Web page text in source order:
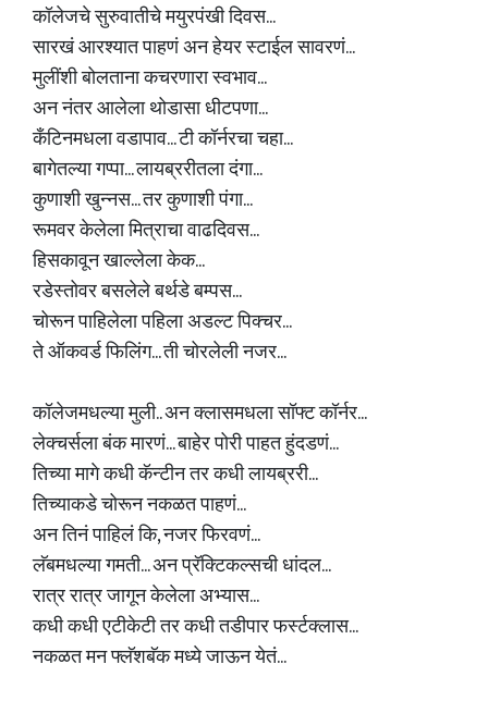
कॉलेजचे सुरुवातीचे मयुरपंखी दिवस...
सारखं आरश्यात पाहणं अन हेयर स्टाईल सावरणं...
मुलींशी बोलताना कचरणारा स्वभाव...
अन नंतर आलेला थोडासा धीटपणा...
कँटिनमधला वडापाव... टी कॉर्नरचा चहा...
बागेतल्या गप्पा... लायब्ररीतला दंगा...
कुणाशी खुन्नस... तर कुणाशी पंगा...
रूमवर केलेला मित्राचा वाढदिवस...
हिसकावून खाल्लेला केक...
रडेस्तोवर बसलेले बर्थडे बम्पस...
चोरून पाहिलेला पहिला अडल्ट पिक्चर...
ते ऑकवर्ड फिलिंग... ती चोरलेली नजर...
कॉलेजमधल्या मुली.. अन क्लासमधला सॉफ्ट कॉर्नर...
लेक्चर्सला बंक मारणं... बाहेर पोरी पाहत हुंदडणं...
तिच्या मागे कधी कॅन्टीन तर कधी लायब्ररी...
तिच्याकडे चोरून नकळत पाहणं...
अन तिनं पाहिलं कि, नजर फिरवणं...
लॅबमधल्या गमती... अन प्रॅक्टिकल्सची धांदल...
रात्र रात्र जागून केलेला अभ्यास...
कधी कधी एटीकेटी तर कधी तडीपार फर्स्टक्लास...
नकळत मन फ्लॅशबॅक मध्ये जाऊन येतं...